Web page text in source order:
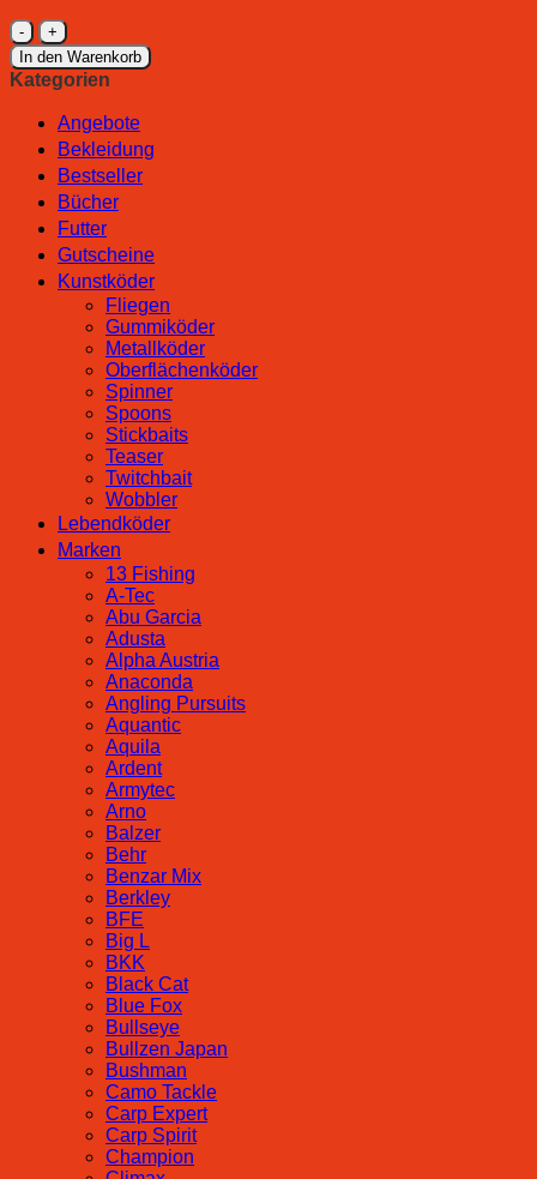
MFH
Klapphocker,
Teleskop-
Dreibein
Menge
In den Warenkorb
Kategorien
Angebote
Bekleidung
Bestseller
Bücher
Futter
Gutscheine
Kunstköder
Fliegen
Gummiköder
Metallköder
Oberflächenköder
Spinner
Spoons
Stickbaits
Teaser
Twitchbait
Wobbler
Lebendköder
Marken
13 Fishing
A-Tec
Abu Garcia
Adusta
Alpha Austria
Anaconda
Angling Pursuits
Aquantic
Aquila
Ardent
Armytec
Arno
Balzer
Behr
Benzar Mix
Berkley
BFE
Big L
BKK
Black Cat
Blue Fox
Bullseye
Bullzen Japan
Bushman
Camo Tackle
Carp Expert
Carp Spirit
Champion